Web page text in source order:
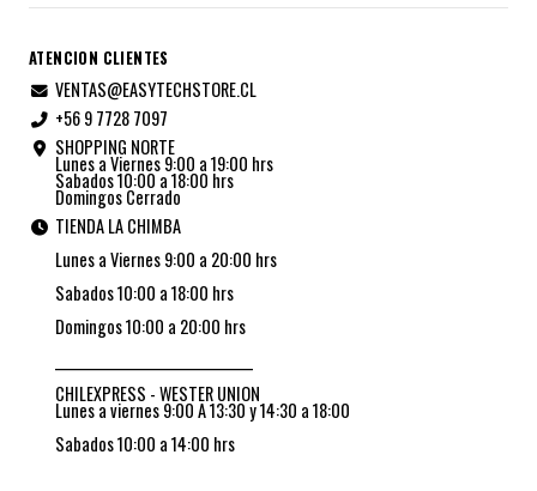
ATENCION CLIENTES
VENTAS@EASYTECHSTORE.CL
+56 9 7728 7097
SHOPPING NORTE
Lunes a Viernes 9:00 a 19:00 hrs
Sabados 10:00 a 18:00 hrs
Domingos Cerrado
TIENDA LA CHIMBA
Lunes a Viernes 9:00 a 20:00 hrs
Sabados 10:00 a 18:00 hrs
Domingos 10:00 a 20:00 hrs
CHILEXPRESS - WESTER UNION
Lunes a viernes 9:00 A 13:30 y 14:30 a 18:00
Sabados 10:00 a 14:00 hrs